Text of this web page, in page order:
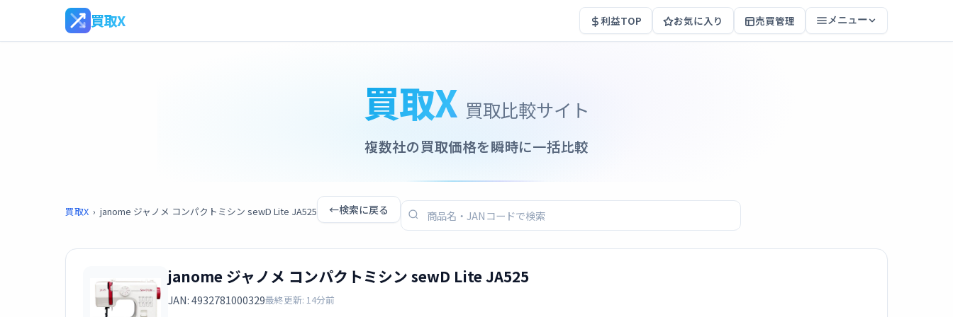
買取X 利益TOP お気に入り 売買管理 メニュー
買取X 買取比較サイト
複数社の買取価格を瞬時に一括比較
買取X › janome ジャノメ コンパクトミシン sewD Lite JA525 ←検索に戻る
janome ジャノメ コンパクトミシン sewD Lite JA525
JAN: 4932781000329最終更新: 14分前